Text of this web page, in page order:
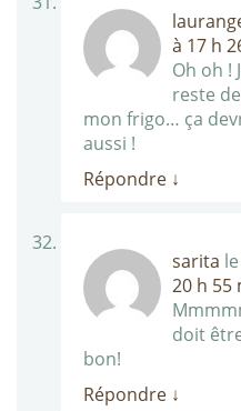
à 17 h
Oh oh !
reste
mon frigo… ça
aussi !
Répondre ↓
sarita le
20 h 55
doit
bon!
Répondre ↓